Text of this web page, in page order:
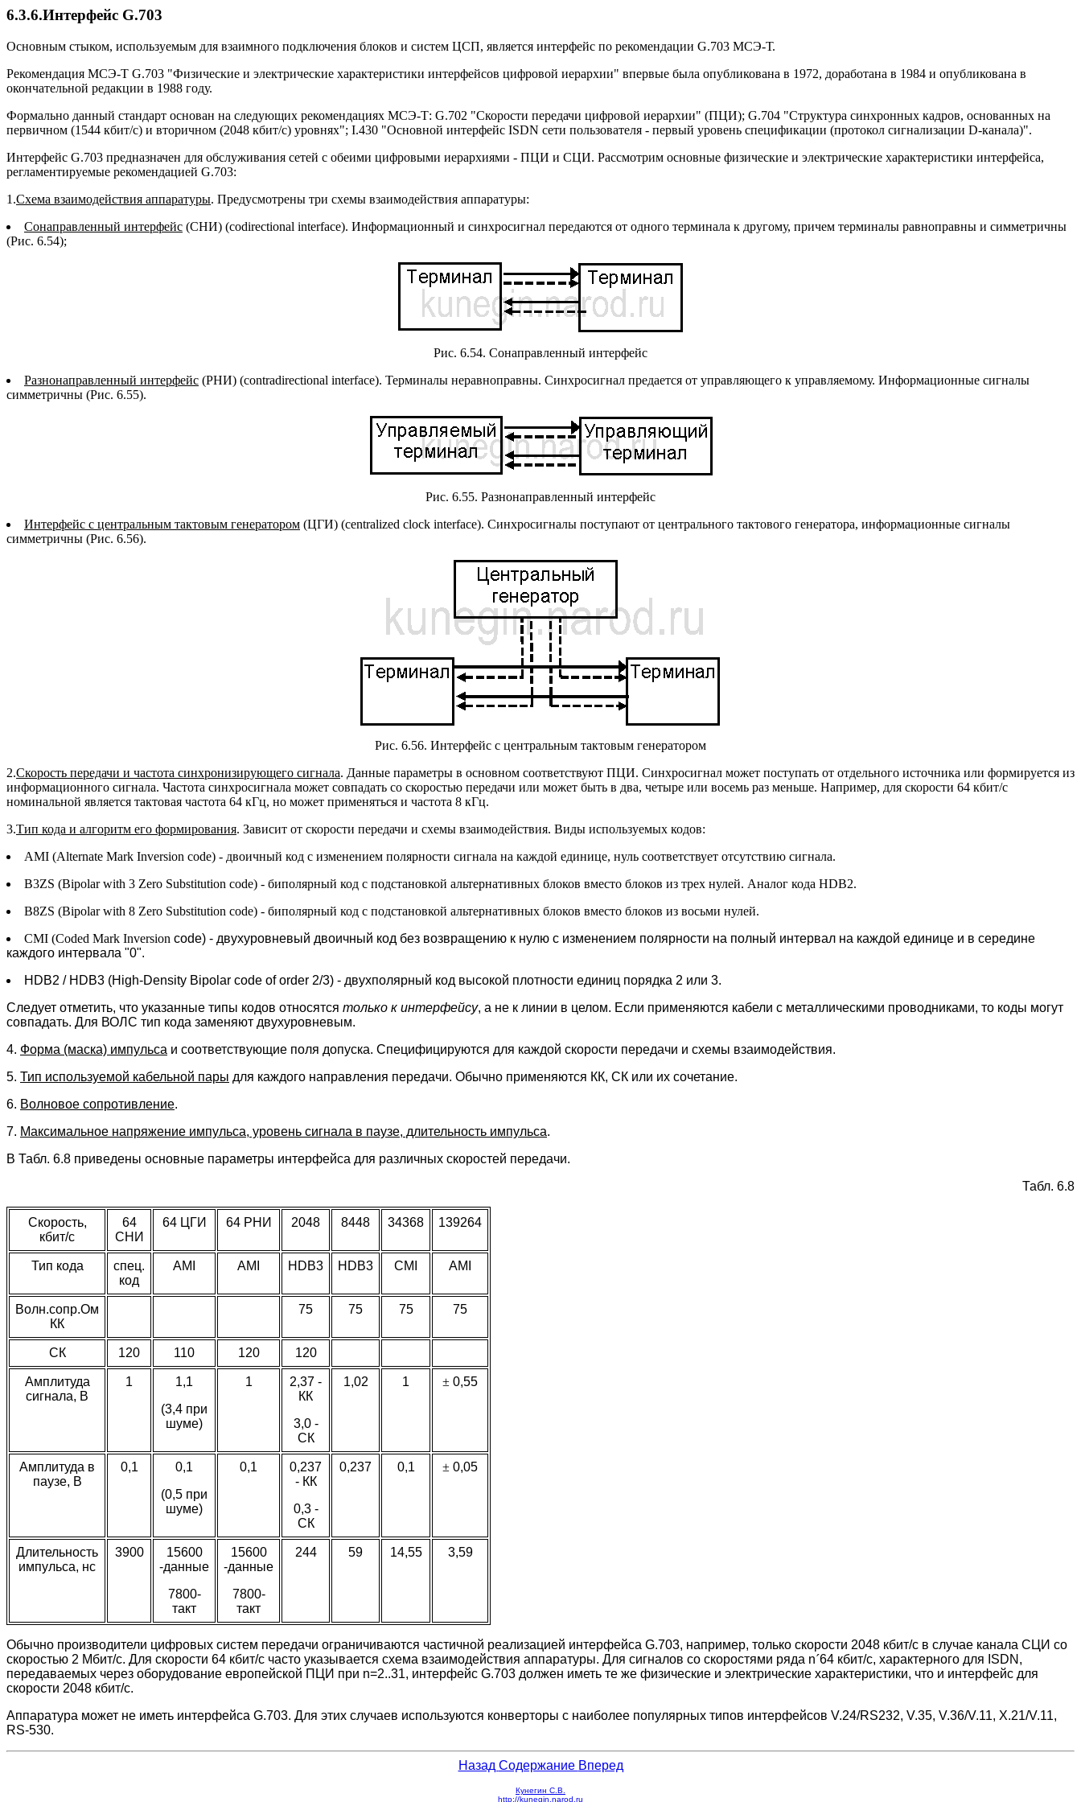
6.3.6.Интерфейс G.703
Основным стыком, используемым для взаимного подключения блоков и систем ЦСП, является интерфейс по рекомендации G.703 МСЭ-Т.
Рекомендация МСЭ-Т G.703 "Физические и электрические характеристики интерфейсов цифровой иерархии" впервые была опубликована в 1972, доработана в 1984 и опубликована в
окончательной редакции в 1988 году.
Формально данный стандарт основан на следующих рекомендациях МСЭ-Т: G.702 "Скорости передачи цифровой иерархии" (ПЦИ); G.704 "Структура синхронных кадров, основанных на
первичном (1544 кбит/с) и вторичном (2048 кбит/с) уровнях"; I.430 "Основной интерфейс ISDN сети пользователя - первый уровень спецификации (протокол сигнализации D-канала)".
Интерфейс G.703 предназначен для обслуживания сетей с обеими цифровыми иерархиями - ПЦИ и СЦИ. Рассмотрим основные физические и электрические характеристики интерфейса,
регламентируемые рекомендацией G.703:
1.Схема взаимодействия аппаратуры. Предусмотрены три схемы взаимодействия аппаратуры:
Сонаправленный интерфейс (СНИ) (codirectional interface). Информационный и синхросигнал передаются от одного терминала к другому, причем терминалы равноправны и симметричны
(Рис. 6.54);
Рис. 6.54. Сонаправленный интерфейс
Разнонаправленный интерфейс (РНИ) (contradirectional interface). Терминалы неравноправны. Синхросигнал предается от управляющего к управляемому. Информационные сигналы
симметричны (Рис. 6.55).
Рис. 6.55. Разнонаправленный интерфейс
Интерфейс с центральным тактовым генератором (ЦГИ) (centralized clock interface). Синхросигналы поступают от центрального тактового генератора, информационные сигналы
симметричны (Рис. 6.56).
Рис. 6.56. Интерфейс с центральным тактовым генератором
2.Скорость передачи и частота синхронизирующего сигнала. Данные параметры в основном соответствуют ПЦИ. Синхросигнал может поступать от отдельного источника или формируется из
информационного сигнала. Частота синхросигнала может совпадать со скоростью передачи или может быть в два, четыре или восемь раз меньше. Например, для скорости 64 кбит/с
номинальной является тактовая частота 64 кГц, но может применяться и частота 8 кГц.
3.Тип кода и алгоритм его формирования. Зависит от скорости передачи и схемы взаимодействия. Виды используемых кодов:
AMI (Alternate Mark Inversion code) - двоичный код с изменением полярности сигнала на каждой единице, нуль соответствует отсутствию сигнала.
B3ZS (Bipolar with 3 Zero Substitution code) - биполярный код с подстановкой альтернативных блоков вместо блоков из трех нулей. Аналог кода HDB2.
B8ZS (Bipolar with 8 Zero Substitution code) - биполярный код с подстановкой альтернативных блоков вместо блоков из восьми нулей.
CMI (Coded Mark Inversion code) - двухуровневый двоичный код без возвращению к нулю с изменением полярности на полный интервал на каждой единице и в середине
каждого интервала "0".
HDB2 / HDB3 (High-Density Bipolar code of order 2/3) - двухполярный код высокой плотности единиц порядка 2 или 3.
Следует отметить, что указанные типы кодов относятся только к интерфейсу, а не к линии в целом. Если применяются кабели с металлическими проводниками, то коды могут
совпадать. Для ВОЛС тип кода заменяют двухуровневым.
4. Форма (маска) импульса и соответствующие поля допуска. Специфицируются для каждой скорости передачи и схемы взаимодействия.
5. Тип используемой кабельной пары для каждого направления передачи. Обычно применяются КК, СК или их сочетание.
6. Волновое сопротивление.
7. Максимальное напряжение импульса, уровень сигнала в паузе, длительность импульса.
В Табл. 6.8 приведены основные параметры интерфейса для различных скоростей передачи.
Табл. 6.8
Скорость,
кбит/с
64
СНИ
64 ЦГИ 64 РНИ 2048 8448 34368 139264
Тип кода
спец.
код
AMI AMI HDB3 HDB3 CMI AMI
Волн.сопр.Ом
КК
75 75 75 75
СК 120 110 120 120
Амплитуда
сигнала, В
1
1,1
(3,4 при
шуме)
1
2,37 -
КК
3,0 -
СК
1,02 1 ± 0,55
Амплитуда в
паузе, В
0,1
0,1
(0,5 при
шуме)
0,1
0,237
- КК
0,3 -
СК
0,237 0,1 ± 0,05
Длительность
импульса, нс
3900
15600
-данные
7800-
такт
15600
-данные
7800-
такт
244 59 14,55 3,59
Обычно производители цифровых систем передачи ограничиваются частичной реализацией интерфейса G.703, например, только скорости 2048 кбит/с в случае канала СЦИ со
скоростью 2 Мбит/с. Для скорости 64 кбит/с часто указывается схема взаимодействия аппаратуры. Для сигналов со скоростями ряда n´64 кбит/с, характерного для ISDN,
передаваемых через оборудование европейской ПЦИ при n=2..31, интерфейс G.703 должен иметь те же физические и электрические характеристики, что и интерфейс для
скорости 2048 кбит/с.
Аппаратура может не иметь интерфейса G.703. Для этих случаев используются конверторы с наиболее популярных типов интерфейсов V.24/RS232, V.35, V.36/V.11, X.21/V.11,
RS-530.
Назад Содержание Вперед
Кунегин С.В.
http://kunegin.narod.ru